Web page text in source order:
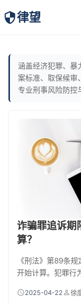
律望
涵盖经济犯罪、暴
案标准、取保候审
专业刑事风险防控
诈骗罪追诉期
算？
《刑法》第89条
开始计算。犯罪行
的时间，而“连续
2025-04-22 徐